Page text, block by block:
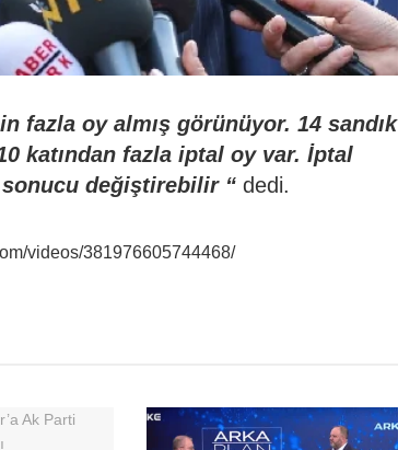
fazla oy almış görünüyor. 14 sandık
katından fazla iptal oy var. İptal
değiştirebilir “ dedi.
videos/381976605744468/